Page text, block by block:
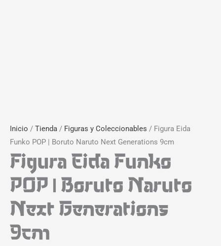
Inicio / Tienda / Figuras y Coleccionables / Figura Eida
Funko POP | Boruto Naruto Next Generations 9cm
Figura Eida Funko
POP | Boruto Naruto
Next Generations
9cm